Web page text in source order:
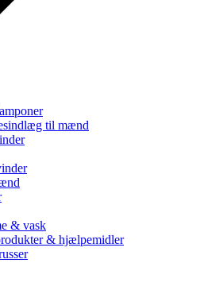
til mænd
& vask
& hjælpemidler